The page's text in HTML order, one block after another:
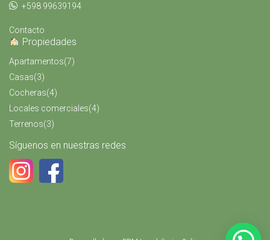
+598 99639194
Contacto
Propiedades
Apartamentos(7)
Casas(3)
Cocheras(4)
Locales comerciales(4)
Terrenos(3)
Síguenos en nuestras redes